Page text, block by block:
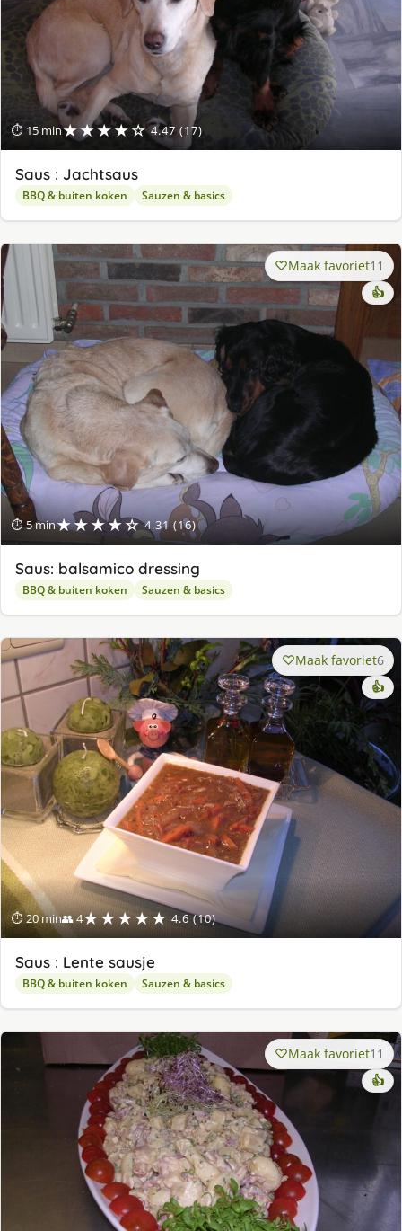
⏱ 15 min★★★★☆ 4.47 (17)
Saus : Jachtsaus
BBQ & buiten koken Sauzen & basics
⏱ 5 min★★★★☆ 4.31 (16)
Maak favoriet11
👍
Saus: balsamico dressing
BBQ & buiten koken Sauzen & basics
⏱ 20 min👥 4★★★★★ 4.6 (10)
Maak favoriet6
👍
Saus : Lente sausje
BBQ & buiten koken Sauzen & basics
Maak favoriet11
👍